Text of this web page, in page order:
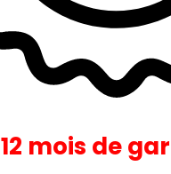
12 mois de